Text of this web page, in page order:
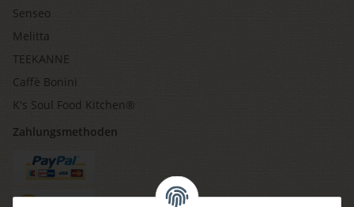
Senseo
Melitta
TEEKANNE
Caffè Bonini
K's Soul Food Kitchen®
Zahlungsmethoden